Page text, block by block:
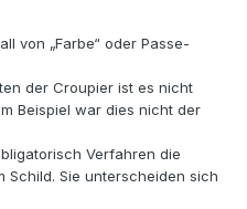
von „Farbe“ oder Passe-
der Croupier ist es nicht
Beispiel war dies nicht der
Verfahren die
Schild. Sie unterscheiden sich